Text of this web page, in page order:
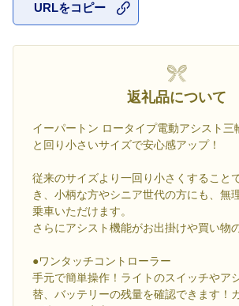
URLをコピー
返礼品について
イーパートン ロータイプ電動アシスト三
と回り小さいサイズで安心感アップ！
従来のサイズより一回り小さくすること
き、小柄な方やシニア世代の方にも、無
乗車いただけます。
さらにアシスト機能がお出掛けや買い物
●ワンタッチコントローラー
手元で簡単操作！ライトのスイッチやア
替、バッテリーの残量を確認できます！